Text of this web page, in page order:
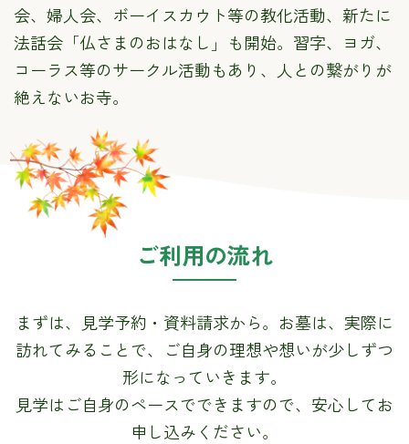
会、婦人会、ボーイスカウト等の教化活動、新たに
法話会「仏さまのおはなし」も開始。習字、ヨガ、
コーラス等のサークル活動もあり、人との繋がりが
絶えないお寺。
ご利用の流れ
まずは、見学予約・資料請求から。お墓は、実際に
訪れてみることで、ご自身の理想や想いが少しずつ
形になっていきます。
見学はご自身のペースでできますので、安心してお
申し込みください。